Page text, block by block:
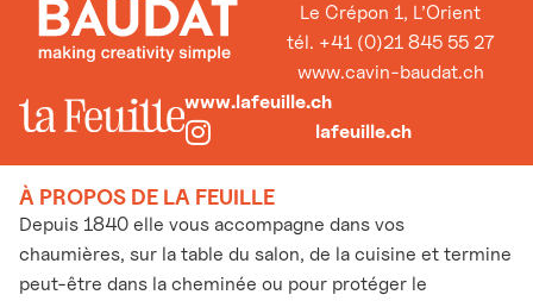
Le Crépon 1, L’Orient
tél. +41 (0)21 845 55 27
www.cavin-baudat.ch
www.lafeuille.ch
lafeuille.ch
À PROPOS DE LA FEUILLE
Depuis 1840 elle vous accompagne dans vos
chaumières, sur la table du salon, de la cuisine et termine
peut-être dans la cheminée ou pour protéger le